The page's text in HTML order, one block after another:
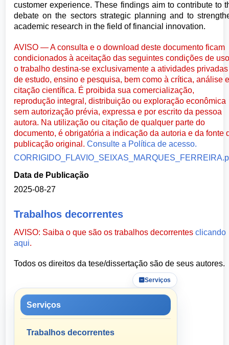
customer experience. These findings aim to contribute to
debate on the sectors strategic planning and to
academic research in the field of financial innovation.
AVISO — A consulta e o download deste documento ficam
condicionados à aceitação das seguintes condições de
o trabalho destina-se exclusivamente a atividades privadas
de estudo, ensino e pesquisa, bem como à crítica, análise
citação científica. É proibida sua comercialização,
reprodução integral, distribuição ou exploração econômica
sem autorização prévia, expressa e por escrito da pessoa
autora. Na utilização ou citação de qualquer parte do
documento, é obrigatória a indicação da autoria e da fonte
publicação original.Consulte a Política de acesso.
Data de Publicação
2025-08-27
Trabalhos decorrentes
AVISO: Saiba o que são os trabalhos decorrentesclicando
aqui.
Todos os direitos da tese/dissertação são de seus autores.
Serviços
Serviços
Trabalhos decorrentes